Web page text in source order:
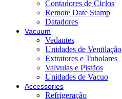
Contadores de Ciclos
Remote Date Stamp
Datadores
Vacuum
Vedantes
Unidades de Ventilação
Extratores e Tubolares
Valvulas e Pistãos
Unidades de Vacuo
Accessories
Refrigeração